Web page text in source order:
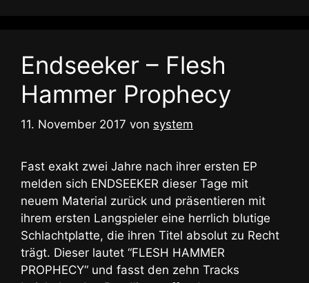
Endseeker – Flesh
Hammer Prophecy
11. November 2017 von system
Fast exakt zwei Jahre nach ihrer ersten EP
melden sich ENDSEEKER dieser Tage mit
neuem Material zurück und präsentieren mit
ihrem ersten Langspieler eine herrlich blutige
Schlachtplatte, die ihren Titel absolut zu Recht
trägt. Dieser lautet “FLESH HAMMER
PROPHECY“ und fasst den zehn Tracks